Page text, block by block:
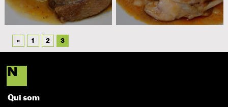
« 1 2 3
Qui som